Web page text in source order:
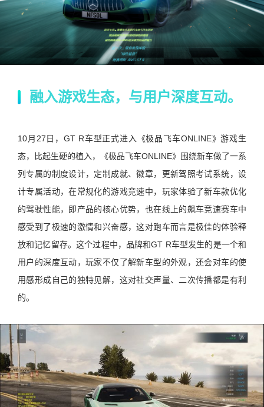
融入游戏生态，与用户深度互动。
10月27日，GT R车型正式进入《极品飞车ONLINE》游戏生
态，比起生硬的植入，《极品飞车ONLINE》围绕新车做了一系
列专属的制度设计，定制成就、徽章，更新驾照考试系统，设
计专属活动，在常规化的游戏竞速中，玩家体验了新车款优化
的驾驶性能，即产品的核心优势，也在线上的飙车竞速赛车中
感受到了极速的激情和兴奋感，这对跑车而言是极佳的体验释
放和记忆留存。这个过程中，品牌和GT R车型发生的是一个和
用户的深度互动，玩家不仅了解新车型的外观，还会对车的使
用感形成自己的独特见解，这对社交声量、二次传播都是有利
的。